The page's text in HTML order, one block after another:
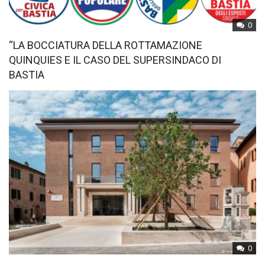
0
“LA BOCCIATURA DELLA ROTTAMAZIONE
QUINQUIES E IL CASO DEL SUPERSINDACO DI
BASTIA
0